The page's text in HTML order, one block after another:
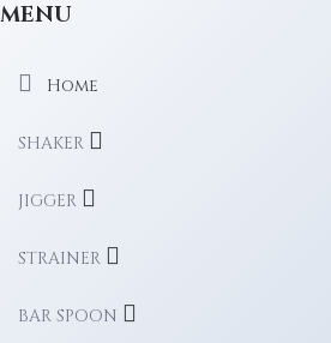
MENU
Home
SHAKER
JIGGER
STRAINER
BAR SPOON